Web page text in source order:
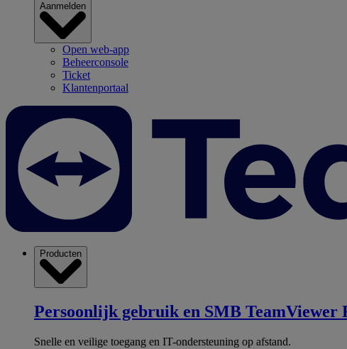
Aanmelden
Open web-app
Beheerconsole
Ticket
Klantenportaal
Producten
Persoonlijk gebruik en SMB TeamViewer
Snelle en veilige toegang en IT-ondersteuning op afstand.